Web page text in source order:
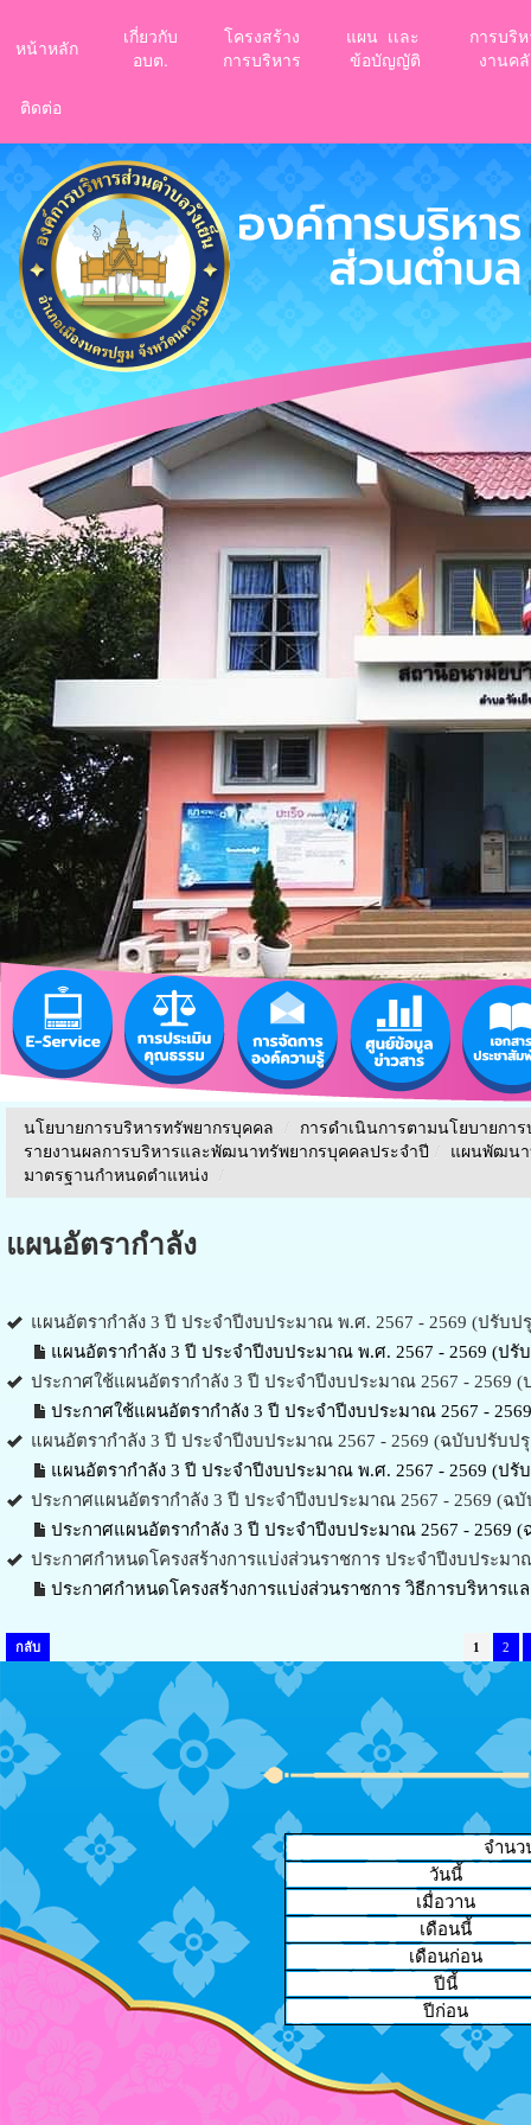
หน้าหลัก
เกี่ยวกับ
อบต.
โครงสร้าง
การบริหาร
แผน เเละ
ข้อบัญญัติ
การบริ
งานค
ติดต่อ
นโยบายการบริหารทรัพยากรบุคคล /
การดำเนินการตามนโยบายกา
รายงานผลการบริหารและพัฒนาทรัพยากรบุคคลประจําปี
/
แผนพัฒนา
มาตรฐานกำหนดตำแหน่ง
/
แผนอัตรากำลัง
แผนอัตรากำลัง 3 ปี ประจำปีงบประมาณ พ.ศ. 2567 - 2569 (ปรับป
แผนอัตรากำลัง 3 ปี ประจำปีงบประมาณ พ.ศ. 2567 - 2569 (ปรั
ประกาศใช้แผนอัตรากำลัง 3 ปี ประจำปีงบประมาณ 2567 - 2569 (
ประกาศใช้แผนอัตรากำลัง 3 ปี ประจำปีงบประมาณ 2567 -
แผนอัตรากำลัง 3 ปี ประจำปีงบประมาณ 2567 - 2569 (ฉบับปรับปรุ
แผนอัตรากำลัง 3 ปี ประจำปีงบประมาณ พ.ศ. 2567 - 2569 (ปรั
ประกาศแผนอัตรากำลัง 3 ปี ประจำปีงบประมาณ 2567 - 2569 (ฉ
ประกาศแผนอัตรากำลัง 3 ปี ประจำปีงบประมาณ 2567 - 2569
ประกาศกำหนดโครงสร้างการแบ่งส่วนราชการ ประจำปีงบประมา
ประกาศกำหนดโครงสร้างการแบ่งส่วนราชการ วิธีการบริหาร
กลับ 1 2
จำนว
วันนี้
เมื่อวาน
เดือนนี้
เดือนก่อน
ปีนี้
ปีก่อน